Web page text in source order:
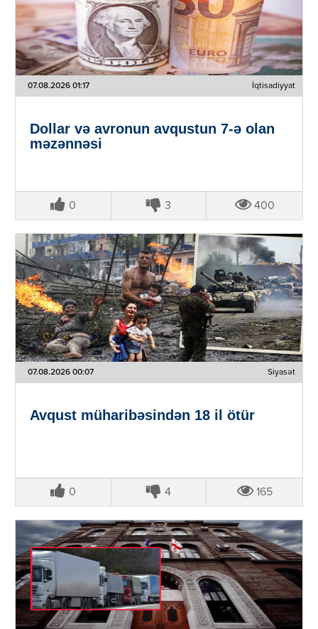
07.08.2026 01:17 İqtisadiyyat
Dollar və avronun avqustun 7-ə olan
məzənnəsi
0 3 400
07.08.2026 00:07 Siyasət
Avqust müharibəsindən 18 il ötür
0 4 165